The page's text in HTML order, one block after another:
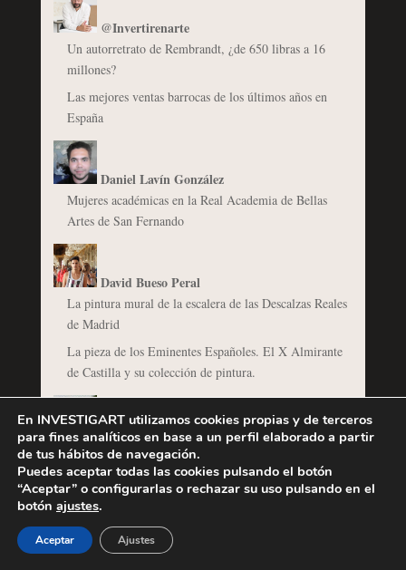
@Invertirenarte
Un autorretrato de Rembrandt, ¿de 650 libras a 16
millones?
Las mejores ventas barrocas de los últimos años en
España
Daniel Lavín González
Mujeres académicas en la Real Academia de Bellas
Artes de San Fernando
David Bueso Peral
La pintura mural de la escalera de las Descalzas Reales
de Madrid
La pieza de los Eminentes Españoles. El X Almirante
de Castilla y su colección de pintura.
Eduardo Puerto Mendoza
Los príncipes olvidados del Museo del Prado
Las galerías de retratos de Mariana de Neoburgo en el
Alcázar de Madrid: formación, dispersión y olvido
En INVESTIGART utilizamos cookies propias y de terceros
para fines analíticos en base a un perfil elaborado a partir
de tus hábitos de navegación.
Puedes aceptar todas las cookies pulsando el botón
“Aceptar” o configurarlas o rechazar su uso pulsando en el
botón ajustes.
Aceptar Ajustes